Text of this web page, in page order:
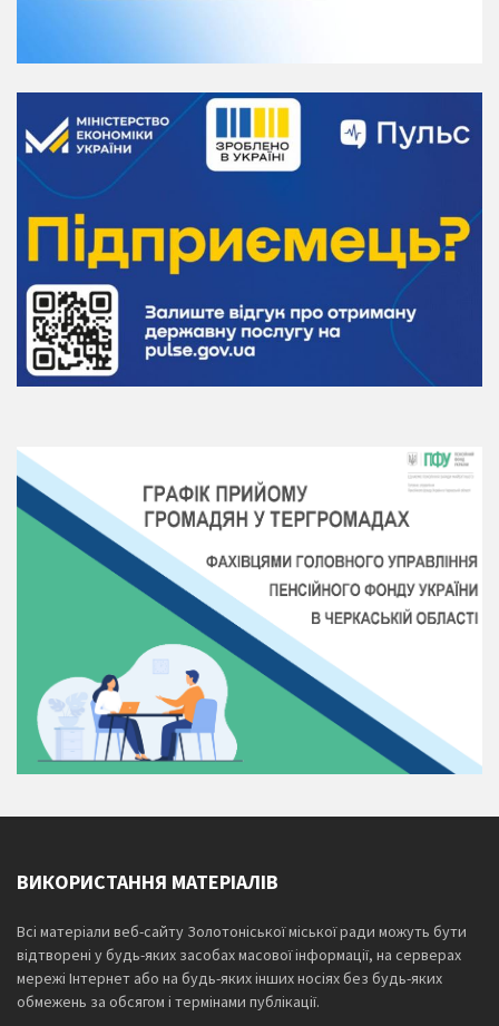
ВИКОРИСТАННЯ МАТЕРІАЛІВ
Всі матеріали веб-сайту Золотоніської міської ради можуть бути
відтворені у будь-яких засобах масової інформації, на серверах
мережі Інтернет або на будь-яких інших носіях без будь-яких
обмежень за обсягом і термінами публікації.